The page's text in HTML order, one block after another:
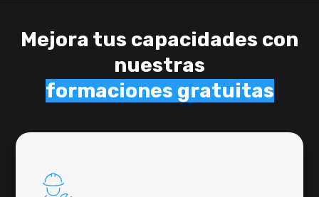
Mejora tus capacidades con
nuestras
formaciones gratuitas